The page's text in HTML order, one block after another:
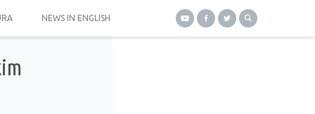
NEWS IN ENGLISH